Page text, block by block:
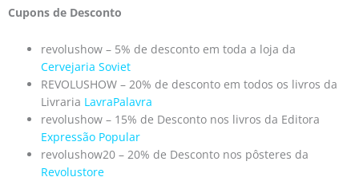
Cupons de Desconto
revolushow – 5% de desconto em toda a loja da
Cervejaria Soviet
REVOLUSHOW – 20% de desconto em todos os livros da
Livraria LavraPalavra
revolushow – 15% de Desconto nos livros da Editora
Expressão Popular
revolushow20 – 20% de Desconto nos pôsteres da
Revolustore